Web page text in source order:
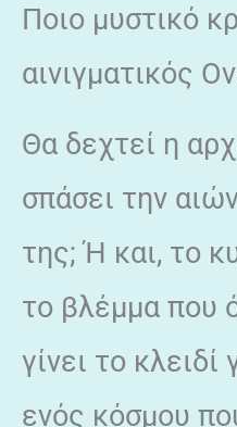
Ποιο μυστικό
αινιγματικός
Θα δεχτεί η
σπάσει την
της; Ή και, το
το βλέμμα που
γίνει το
ενός κόσμου